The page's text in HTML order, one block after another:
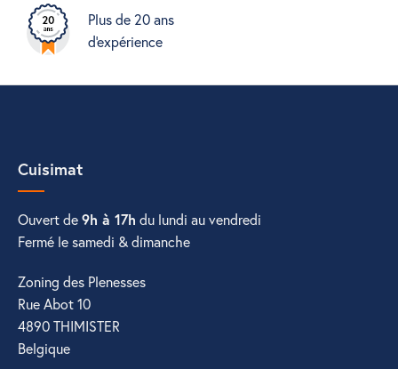
Plus de 20 ans
d'expérience
Cuisimat
Ouvert de9h à 17h du lundi au vendredi
Fermé le samedi & dimanche
Zoning des Plenesses
Rue Abot 10
4890 THIMISTER
Belgique